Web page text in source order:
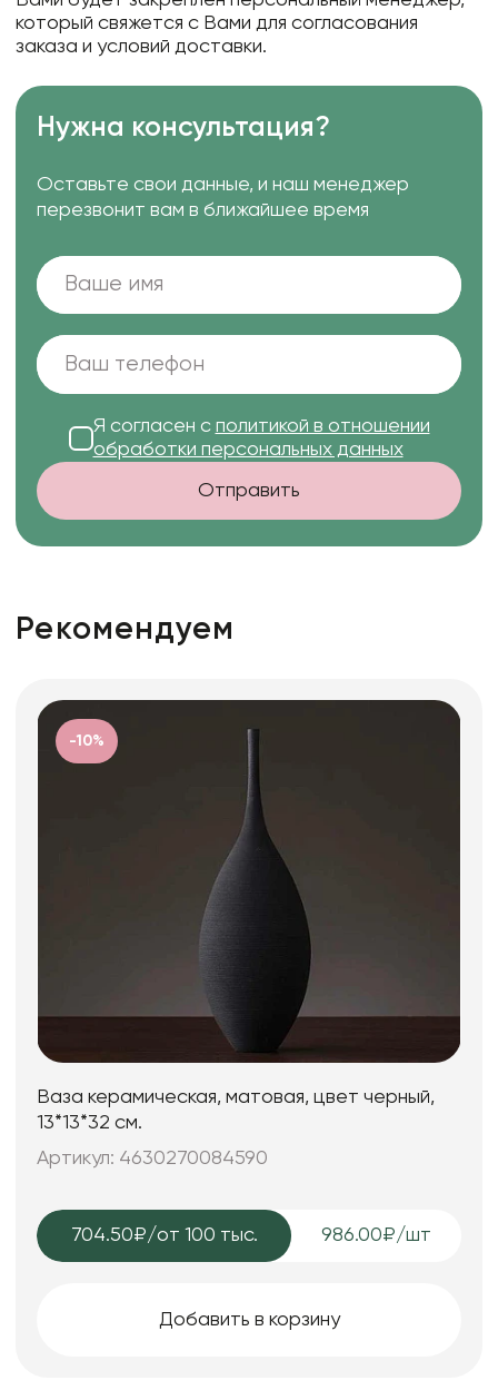
который свяжется с Вами для согласования
заказа и условий доставки.
Нужна консультация?
Оставьте свои данные, и наш менеджер
перезвонит вам в ближайшее время
Я согласен с политикой в отношении
обработки персональных данных
Отправить
Рекомендуем
-10%
Ваза керамическая, матовая, цвет черный,
13*13*32 см.
Артикул: 4630270084590
704.50₽/от 100 тыс. 986.00₽/шт
Добавить в корзину